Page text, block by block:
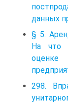
данных
§ 5.
На что
298.